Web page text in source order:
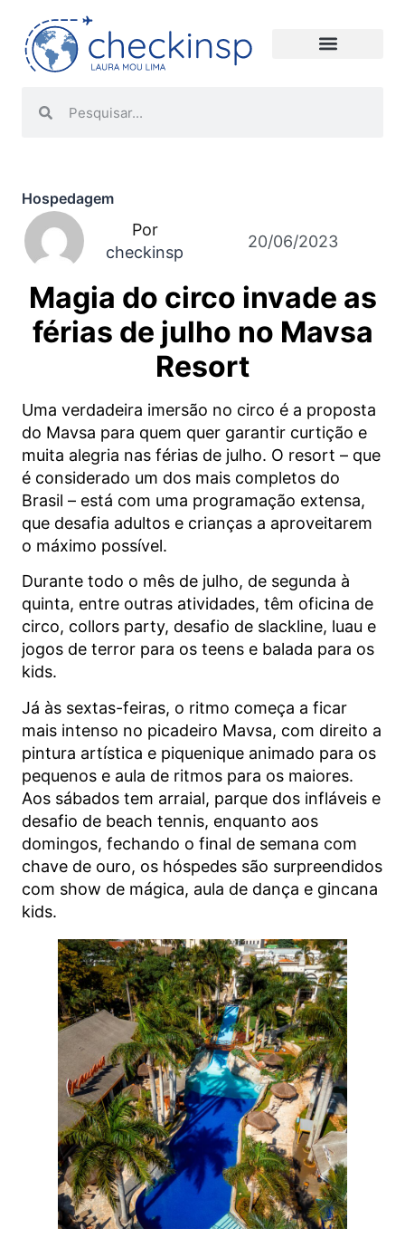
Hospedagem
Por
checkinsp
20/06/2023
Magia do circo invade as
férias de julho no Mavsa
Resort
Uma verdadeira imersão no circo é a proposta
do Mavsa para quem quer garantir curtição e
muita alegria nas férias de julho. O resort – que
é considerado um dos mais completos do
Brasil – está com uma programação extensa,
que desafia adultos e crianças a aproveitarem
o máximo possível.
Durante todo o mês de julho, de segunda à
quinta, entre outras atividades, têm oficina de
circo, collors party, desafio de slackline, luau e
jogos de terror para os teens e balada para os
kids.
Já às sextas-feiras, o ritmo começa a ficar
mais intenso no picadeiro Mavsa, com direito a
pintura artística e piquenique animado para os
pequenos e aula de ritmos para os maiores.
Aos sábados tem arraial, parque dos infláveis e
desafio de beach tennis, enquanto aos
domingos, fechando o final de semana com
chave de ouro, os hóspedes são surpreendidos
com show de mágica, aula de dança e gincana
kids.